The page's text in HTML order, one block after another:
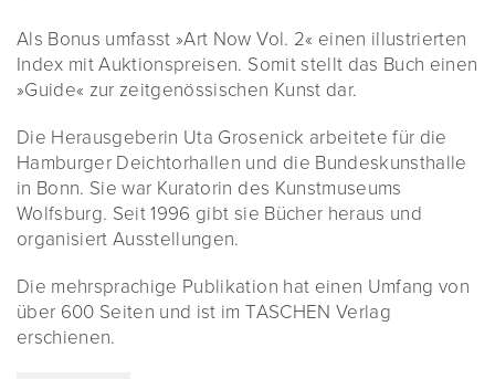
Als Bonus umfasst »Art Now Vol. 2« einen illustrierten
Index mit Auktionspreisen. Somit stellt das Buch einen
»Guide« zur zeitgenössischen Kunst dar.
Die Herausgeberin Uta Grosenick arbeitete für die
Hamburger Deichtorhallen und die Bundeskunsthalle
in Bonn. Sie war Kuratorin des Kunstmuseums
Wolfsburg. Seit 1996 gibt sie Bücher heraus und
organisiert Ausstellungen.
Die mehrsprachige Publikation hat einen Umfang von
über 600 Seiten und ist im TASCHEN Verlag
erschienen.